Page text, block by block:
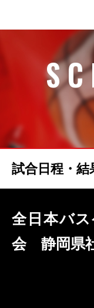
試合日程・結
全日本バ
会 静岡県